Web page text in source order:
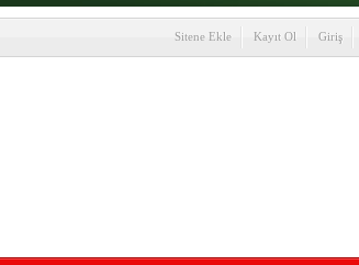
Sitene Ekle Kayıt Ol Giriş